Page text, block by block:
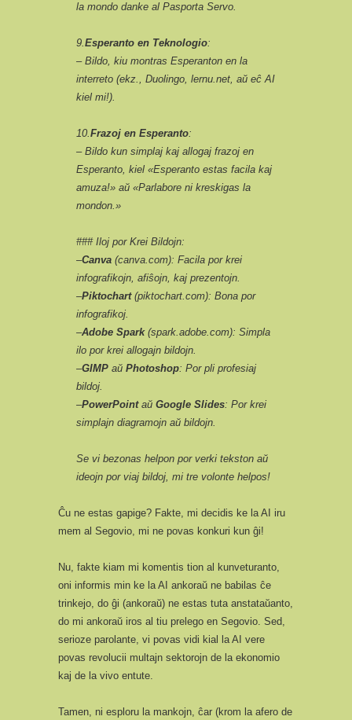
la mondo danke al Pasporta Servo.
9.Esperanto en Teknologio:
– Bildo, kiu montras Esperanton en la
interreto (ekz., Duolingo, lernu.net, aŭ eĉ AI
kiel mi!).
10.Frazoj en Esperanto:
– Bildo kun simplaj kaj allogaj frazoj en
Esperanto, kiel «Esperanto estas facila kaj
amuza!» aŭ «Parlabore ni kreskigas la
mondon.»
### Iloj por Krei Bildojn:
–Canva (canva.com): Facila por krei
infografikojn, afiŝojn, kaj prezentojn.
–Piktochart(piktochart.com): Bona por
infografikoj.
–Adobe Spark(spark.adobe.com): Simpla
ilo por krei allogajn bildojn.
–GIMP aŭ Photoshop: Por pli profesiaj
bildoj.
–PowerPointaŭ Google Slides: Por krei
simplajn diagramojn aŭ bildojn.
Se vi bezonas helpon por verki tekston aŭ
ideojn por viaj bildoj, mi tre volonte helpos!
Ĉu ne estas gapige? Fakte, mi decidis ke la AI iru
mem al Segovio, mi ne povas konkuri kun ĝi!
Nu, fakte kiam mi komentis tion al kunveturanto,
oni informis min ke la AI ankoraŭ ne babilas ĉe
trinkejo, do ĝi (ankoraŭ) ne estas tuta anstataŭanto,
do mi ankoraŭ iros al tiu prelego en Segovio. Sed,
serioze parolante, vi povas vidi kial la AI vere
povas revolucii multajn sektorojn de la ekonomio
kaj de la vivo entute.
Tamen, ni esploru la mankojn, ĉar (krom la afero de